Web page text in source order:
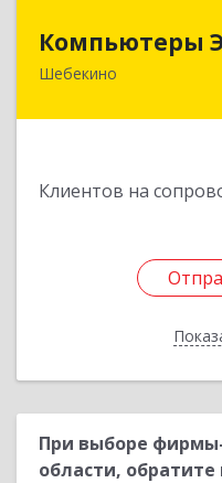
Компьютеры
Шебекино
Клиентов на
При выборе
области,